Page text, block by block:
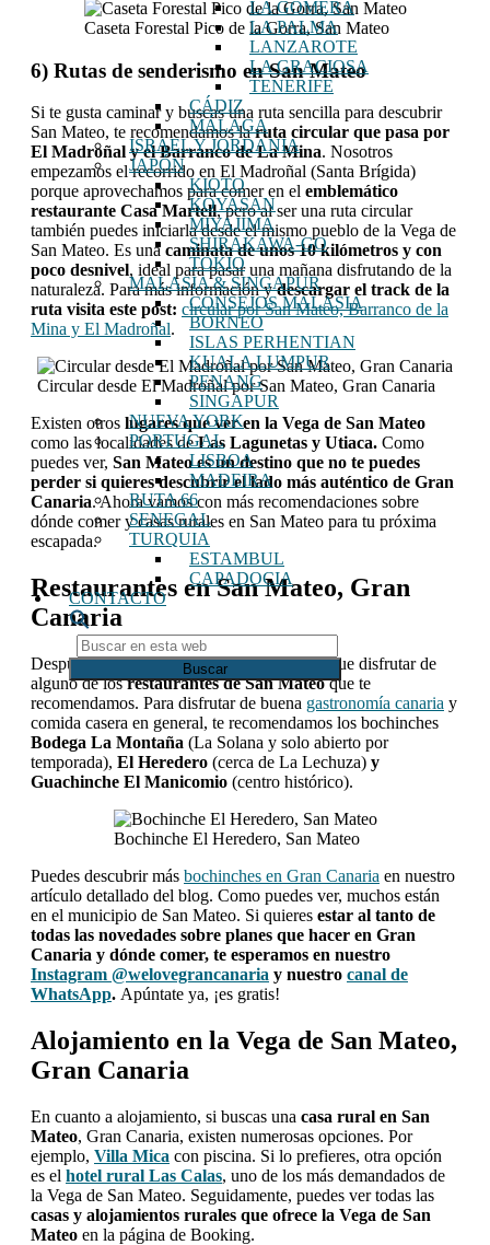
LA GOMERA
LA PALMA
LANZAROTE
LA GRACIOSA
TENERIFE
CÁDIZ
MÁLAGA
ISRAEL Y JORDANIA
JAPÓN
KIOTO
KOYASAN
MIYAJIMA
SHIRAKAWA-GO
TOKIO
MALASIA & SINGAPUR
CONSEJOS MALASIA
BORNEO
ISLAS PERHENTIAN
KUALA LUMPUR
PENANG
SINGAPUR
NUEVA YORK
PORTUGAL
LISBOA
MADEIRA
RUTA 66
SENEGAL
TURQUIA
ESTAMBUL
CAPADOCIA
CONTACTO
Buscar
en
esta
web
Caseta Forestal Pico de la Gorra, San Mateo
6) Rutas de senderismo en San Mateo
Si te gusta caminar y buscas una ruta sencilla para descubrir
San Mateo, te recomendamos laruta circular que pasa por
El Madroñal y el Barranco de La Mina. Nosotros
empezamos el recorrido en El Madroñal (Santa Brígida)
porque aprovechamos para comer en el emblemático
restaurante Casa Martell, pero al ser una ruta circular
también puedes iniciarla desde el mismo pueblo de la Vega de
San Mateo. Es una caminata de unos 10 kilómetros y con
poco desnivel, ideal para pasar una mañana disfrutando de la
naturaleza. Para más información ydescargar el track de la
ruta visita este post: circular por San Mateo, Barranco de la
Mina y El Madroñal.
Circular desde El Madroñal por San Mateo, Gran Canaria
Existen otros lugares que ver en la Vega de San Mateo
como las localidades deLas Lagunetas y Utiaca. Como
puedes ver, San Mateo es un destino que no te puedes
perder si quieres descubrir el lado más auténtico de Gran
Canaria. Ahora vamos con más recomendaciones sobre
dónde comer y casas rurales en San Mateo para tu próxima
escapada.
Restaurantes en San Mateo, Gran
Canaria
Después de un día explorando, nada mejor que disfrutar de
alguno de losrestaurantes de San Mateoque te
recomendamos. Para disfrutar de buena gastronomía canaria y
comida casera en general, te recomendamos los bochinches
Bodega La Montaña (La Solana y solo abierto por
temporada), El Heredero (cerca de La Lechuza) y
Guachinche El Manicomio (centro histórico).
Bochinche El Heredero, San Mateo
Puedes descubrir más bochinches en Gran Canaria en nuestro
artículo detallado del blog. Como puedes ver, muchos están
en el municipio de San Mateo. Si quieres estar al tanto de
todas las novedades sobre planes que hacer en Gran
Canaria y dónde comer, te esperamos en nuestro
Instagram @welovegrancanaria y nuestro canal de
WhatsApp. Apúntate ya, ¡es gratis!
Alojamiento en la Vega de San Mateo,
Gran Canaria
En cuanto a alojamiento, si buscas una casa rural en San
Mateo, Gran Canaria, existen numerosas opciones. Por
ejemplo, Villa Mica con piscina. Si lo prefieres, otra opción
es el hotel rural Las Calas, uno de los más demandados de
la Vega de San Mateo. Seguidamente, puedes ver todas las
casas y alojamientos rurales que ofrece la Vega de San
Mateo en la página de Booking.